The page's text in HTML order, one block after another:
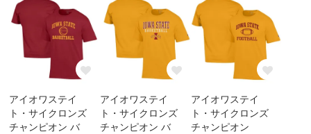
アイオワステイ
ト・サイクロンズ
チャンピオン バ
アイオワステイ
ト・サイクロンズ
チャンピオン バ
アイオワステイ
ト・サイクロンズ
チャンピオン